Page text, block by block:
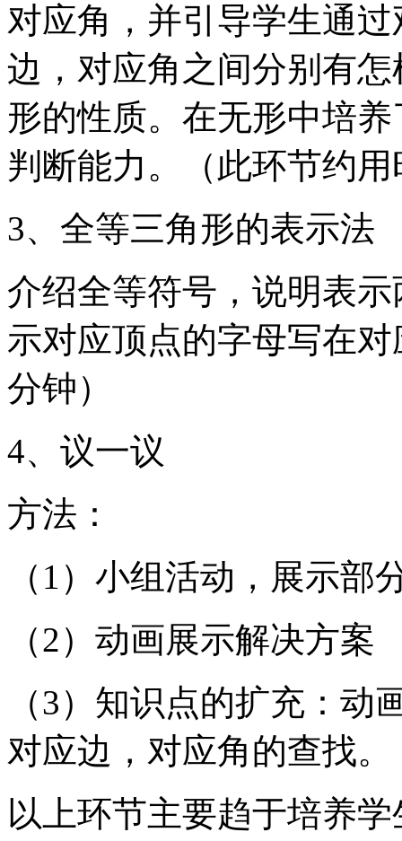
对应角，并引导学生通
边，对应角之间分别有
形的性质。在无形中培
判断能力。（此环节约
3、全等三角形的表示法
介绍全等符号，说明表
示对应顶点的字母写在
分钟）
4、议一议
方法：
（1）小组活动，展示部
（2）动画展示解决方案
（3）知识点的扩充：
对应边，对应角的查找。
以上环节主要趋于培养